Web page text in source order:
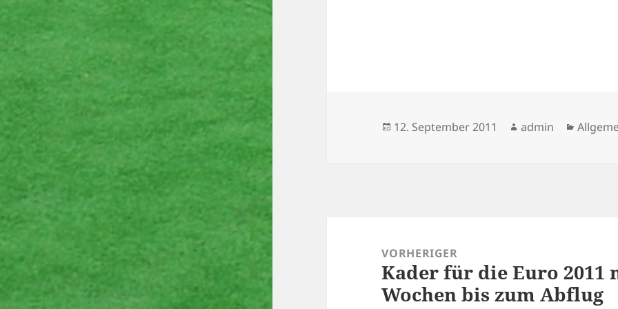
Veröffentlicht
12. September 2011 Autor
admin
VORHERIGER
Vorheriger
Beitrag:
Kader für die Euro
Wochen bis zum Abflug